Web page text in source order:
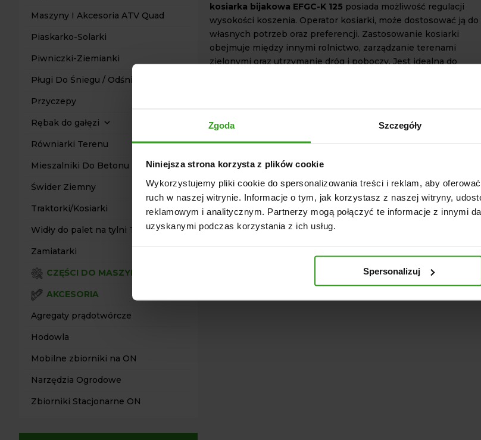
Zgoda Szczegóły
Niniejsza strona korzysta z plików cookie
Wykorzystujemy pliki cookie do spersonalizowania treści i reklam, aby
ruch w naszej witrynie. Informacje o tym, jak korzystasz z naszej witryny,
reklamowym i analitycznym. Partnerzy mogą połączyć te informacje z innymi
uzyskanymi podczas korzystania z ich usług.
Spersonalizuj
Maszyny I Akcesoria ATV Quad
Piaskarko-Solarki
Piwniczki-Ziemianki
Pługi Do Śniegu / Odśnieżarki
Przyczepy
Rębak do gałęzi
Równiarki Terenu
Mieszalniki Do Betonu
Świder Ziemny
Traktorki/Kosiarki
Widły do palet na tylni TUZ
Zamiatarki
CZĘŚCI DO MASZYN
AKCESORIA
Agregaty prądotwórcze
Hodowla
Mobilne zbiorniki na ON
Narzędzia Ogrodowe
Zbiorniki Stacjonarne ON
kosiarka bijakowa EFGC-K 125 posiada możliwość regulacji
wysokości koszenia. Operator kosiarki, może dostosować ją do
własnych potrzeb oraz preferencji. Zastosowanie kosiarki
obejmuje między innymi rolnictwo, zarządzanie terenami
zielonymi oraz utrzymanie dróg i poboczy. Jest idealna do
Wymiary (LxWxH): 1400x790x850 mm.
Szerokość koszenia: 125 cm.
Średnica rotora: 108 mm.
Wymagana prędkość WOM (PTO): 540 obr/min.
Wymagana moc ciągnika: 15-20 KM.
Maksymalna dopuszczalna prędkość: 10 km/h.
Waga: 234 KG.